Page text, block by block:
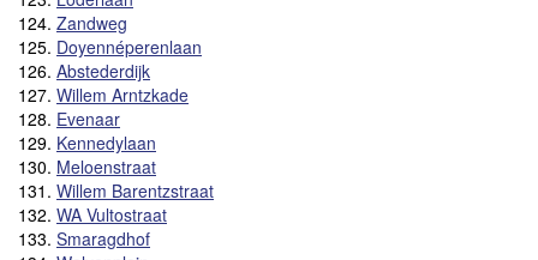
124. Zandweg
125. Doyennéperenlaan
126. Abstederdijk
127. Willem Arntzkade
128. Evenaar
129. Kennedylaan
130. Meloenstraat
131. Willem Barentzstraat
132. WA Vultostraat
133. Smaragdhof